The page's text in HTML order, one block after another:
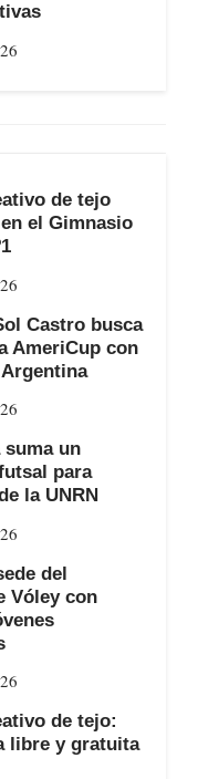
de tejo
el Gimnasio
Castro busca
AmeriCup con
suma un
para
la UNRN
del
Vóley con
de tejo:
libre y gratuita